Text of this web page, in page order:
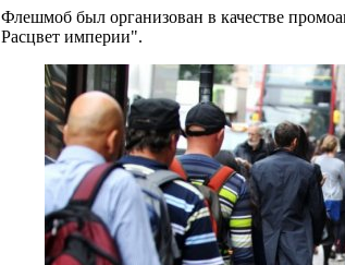
Флешмоб был организован в качестве
Расцвет империи".